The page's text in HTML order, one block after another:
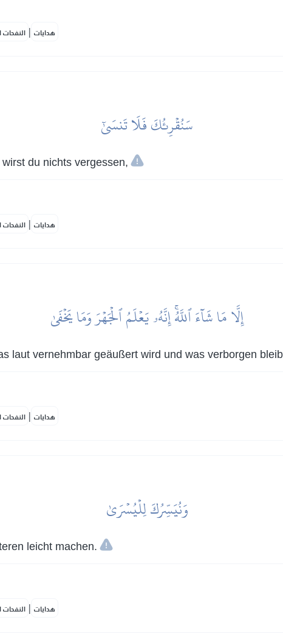
النفحات | هدايات
سَنُقۡرِئُكَ فَلَا تَنسَىٰٓ
du nichts vergessen,
النفحات | هدايات
إِلَّا مَا شَآءَ ٱللَّهُۚ إِنَّهُۥ يَعۡلَمُ ٱلۡجَهۡرَ وَمَا يَخۡفَىٰ
laut vernehmbar geäußert wird und was verborgen
النفحات | هدايات
وَنُيَسِّرُكَ لِلۡيُسۡرَىٰ
leicht machen.
النفحات | هدايات